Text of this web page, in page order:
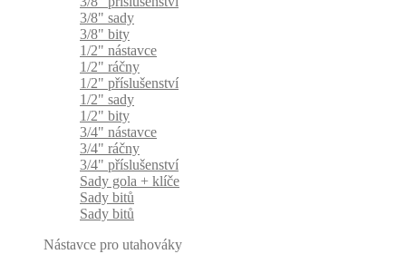
3/8" sady
3/8" bity
1/2" nástavce
1/2" ráčny
1/2" příslušenství
1/2" sady
1/2" bity
3/4" nástavce
3/4" ráčny
3/4" příslušenství
Sady gola + klíče
Sady bitů
Sady bitů
Nástavce pro utahováky